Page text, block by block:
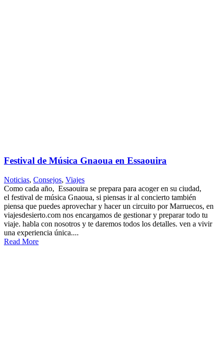
Festival de Música Gnaoua en Essaouira
Noticias, Consejos, Viajes
Como cada año, Essaouira se prepara para acoger en su ciudad,
el festival de música Gnaoua, si piensas ir al concierto también
piensa que puedes aprovechar y hacer un circuito por Marruecos, en
viajesdesierto.com nos encargamos de gestionar y preparar todo tu
viaje. habla con nosotros y te daremos todos los detalles. ven a vivir
una experiencia única....
Read More